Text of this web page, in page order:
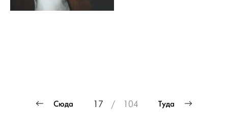
Пагинация
Сюда 17 / 104 Туда
ПРОЕКТ
СВАДЬБЫ